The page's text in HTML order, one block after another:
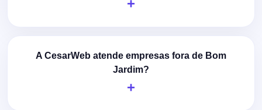
A CesarWeb atende empresas fora de Bom
Jardim?